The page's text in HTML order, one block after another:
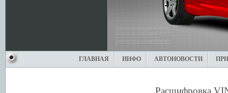
ГЛАВНАЯ ИНФО АВТОНОВОСТИ
Расшифровка